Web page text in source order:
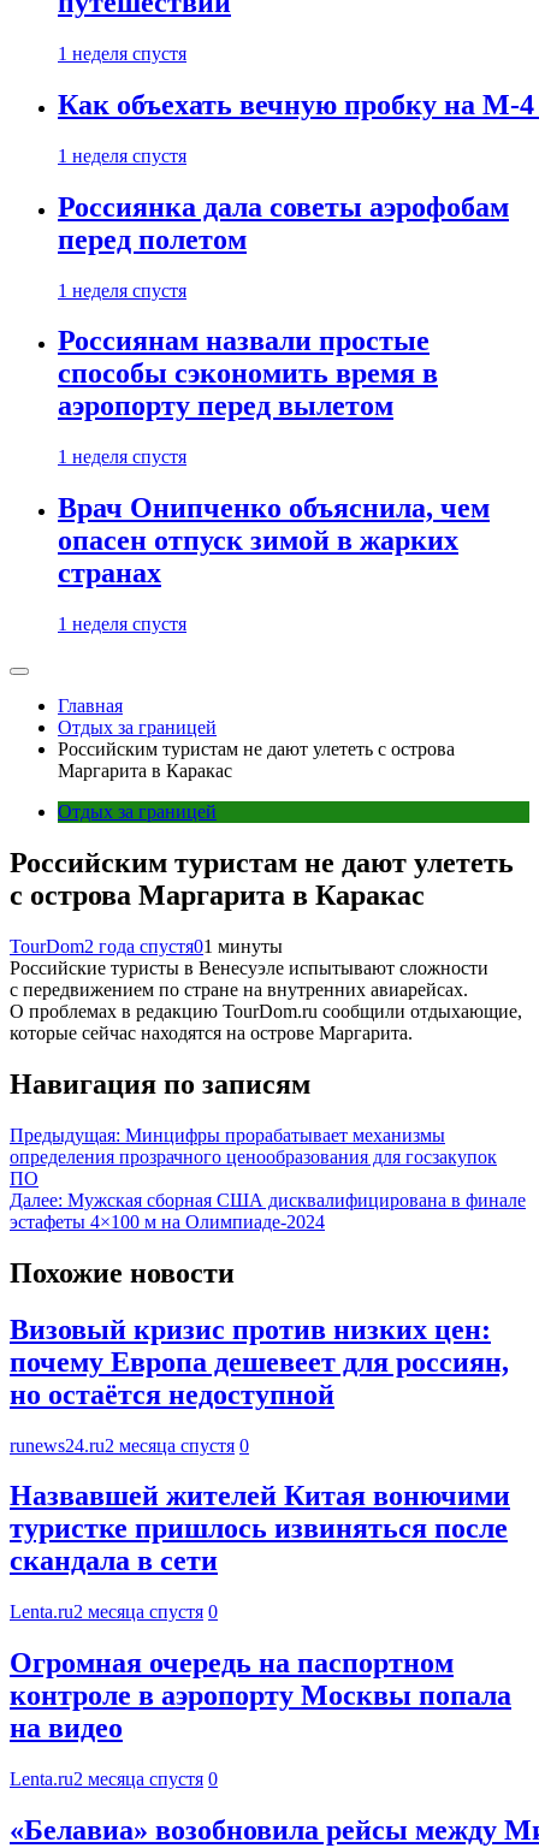
1 неделя спустя
Как объехать вечную пробку на М-
1 неделя спустя
Россиянка дала советы аэрофобам
перед полетом
1 неделя спустя
Россиянам назвали простые
способы сэкономить время в
аэропорту перед вылетом
1 неделя спустя
Врач Онипченко объяснила, чем
опасен отпуск зимой в жарких
странах
1 неделя спустя
Главная
Отдых за границей
Российским туристам не дают улететь с острова
Маргарита в Каракас
Отдых за границей
Российским туристам не дают улететь
с острова Маргарита в Каракас
TourDom2 года спустя01 минуты
Российские туристы в Венесуэле испытывают сложности
с передвижением по стране на внутренних авиарейсах.
О проблемах в редакцию TourDom.ru сообщили отдыхающие,
которые сейчас находятся на острове Маргарита.
Навигация по записям
Предыдущая: Минцифры прорабатывает механизмы
определения прозрачного ценообразования для госзакупок
ПО
Далее: Мужская сборная США дисквалифицирована в финале
эстафеты 4×100 м на Олимпиаде‑2024
Похожие новости
Визовый кризис против низких цен:
почему Европа дешевеет для россиян,
но остаётся недоступной
runews24.ru2 месяца спустя 0
Назвавшей жителей Китая вонючими
туристке пришлось извиняться после
скандала в сети
Lenta.ru2 месяца спустя 0
Огромная очередь на паспортном
контроле в аэропорту Москвы попала
на видео
Lenta.ru2 месяца спустя 0
«Белавиа» возобновила рейсы между